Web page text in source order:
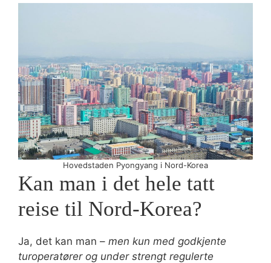
Hovedstaden Pyongyang i Nord-Korea
Kan man i det hele tatt
reise til Nord-Korea?
Ja, det kan man – men kun med godkjente
turoperatører og under strengt regulerte